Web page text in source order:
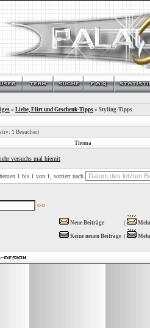
» Liebe, Flirt und Geschenk-Tipps » Styling-Tipps
1 Besucher)
Thema
versuchs mal hiernit
1 bis 1 von 1, sortiert nach
Neue Beiträge (
Keine neuen Beiträge (